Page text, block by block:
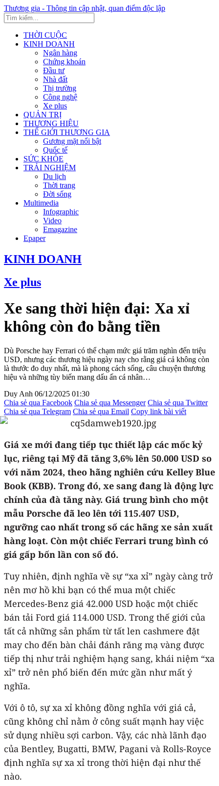
Thương gia - Thông tin cập nhật, quan điểm độc lập
THỜI CUỘC
KINH DOANH
Ngân hàng
Chứng khoán
Đầu tư
Nhà đất
Thị trường
Công nghệ
Xe plus
QUẢN TRỊ
THƯƠNG HIỆU
THẾ GIỚI THƯƠNG GIA
Gương mặt nổi bật
Quốc tế
SỨC KHỎE
TRẢI NGHIỆM
Du lịch
Thời trang
Đời sống
Multimedia
Infographic
Video
Emagazine
Epaper
KINH DOANH
Xe plus
Xe sang thời hiện đại: Xa xỉ
không còn đo bằng tiền
Dù Porsche hay Ferrari có thể chạm mức giá trăm nghìn đến triệu
USD, nhưng các thương hiệu ngày nay cho rằng giá cả không còn
là thước đo duy nhất, mà là phong cách sống, câu chuyện thương
hiệu và những tùy biến mang dấu ấn cá nhân…
Duy Anh 06/12/2025 01:30
Chia sẻ qua Facebook Chia sẻ qua Messenger Chia sẻ qua Twitter
Chia sẻ qua Telegram Chia sẻ qua Email Copy link bài viết
Giá xe mới đang tiếp tục thiết lập các mốc kỷ
lục, riêng tại Mỹ đã tăng 3,6% lên 50.000 USD so
với năm 2024, theo hãng nghiên cứu Kelley Blue
Book (KBB). Trong đó, xe sang đang là động lực
chính của đà tăng này. Giá trung bình cho một
mẫu Porsche đã leo lên tới 115.407 USD,
ngưỡng cao nhất trong số các hãng xe sản xuất
hàng loạt. Còn một chiếc Ferrari trung bình có
giá gấp bốn lần con số đó.
Tuy nhiên, định nghĩa về sự “xa xỉ” ngày càng trở
nên mơ hồ khi bạn có thể mua một chiếc
Mercedes-Benz giá 42.000 USD hoặc một chiếc
bán tải Ford giá 114.000 USD. Trong thế giới của
tất cả những sản phẩm từ tất len cashmere đặt
may cho đến bàn chải đánh răng mạ vàng được
tiếp thị như trải nghiệm hạng sang, khái niệm “xa
xỉ” trở nên phổ biến đến mức gần như mất ý
nghĩa.
Với ô tô, sự xa xỉ không đồng nghĩa với giá cả,
cũng không chỉ nằm ở công suất mạnh hay việc
sử dụng nhiều sợi carbon. Vậy, các nhà lãnh đạo
của Bentley, Bugatti, BMW, Pagani và Rolls-Royce
định nghĩa sự xa xỉ trong thời hiện đại như thế
nào.